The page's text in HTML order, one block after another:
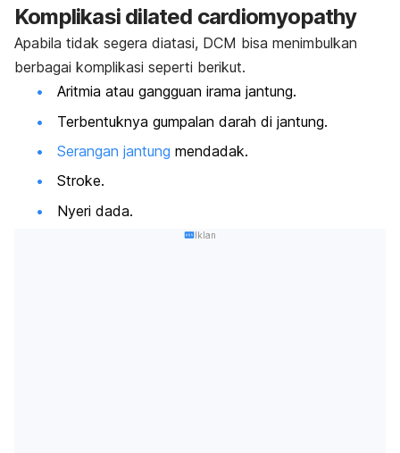
Komplikasi dilated cardiomyopathy
Apabila tidak segera diatasi, DCM bisa menimbulkan
berbagai komplikasi seperti berikut.
Aritmia atau gangguan irama jantung.
Terbentuknya gumpalan darah di jantung.
Serangan jantung mendadak.
Stroke.
Nyeri dada.
Iklan